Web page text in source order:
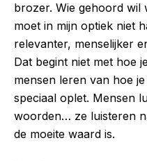
brozer. Wie gehoord wil
moet in mijn optiek niet
relevanter, menselijker
Dat begint niet met hoe
mensen leren van hoe
speciaal oplet. Mensen
woorden… ze luisteren
de moeite waard is.